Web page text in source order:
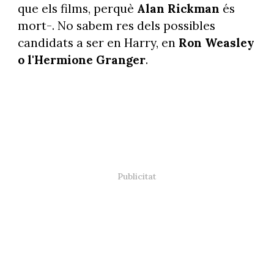
que els films, perquè Alan Rickman és
mort-. No sabem res dels possibles
candidats a ser en Harry, en Ron Weasley
o l'Hermione Granger.